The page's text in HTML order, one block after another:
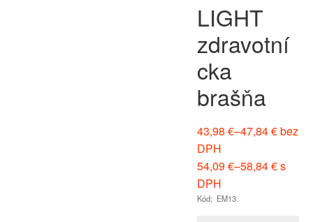
LIGHT
zdravotní
cka
brašňa
43,98 €–47,84€bez
DPH
54,09€–58,84€s
DPH
Kód: EM13.